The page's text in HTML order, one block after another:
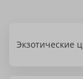
Экзотические